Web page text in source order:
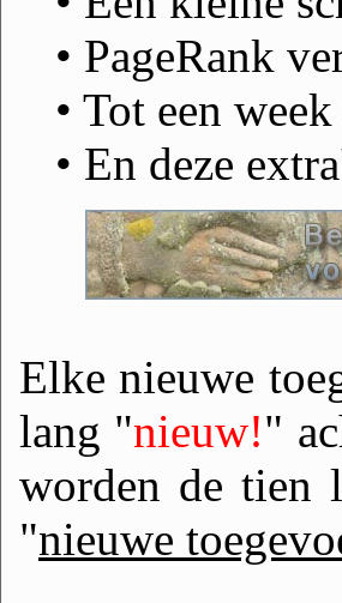
• PageRank
• Tot een
• En deze
Elke nieuwe
lang "nieuw!"
worden de tien
"nieuwe